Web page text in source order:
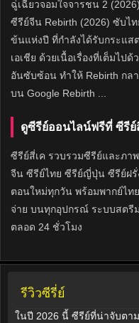
ฉู่เฉียวจอมใจจารชน 2
ซีรีย์จีน Rebirth (2026) ซับไ
ข้นแห่งปี ที่กำลังได้รับกระแ
เอเชีย ด้วยเนื้อเรื่องที่เต็มไ
อันซับซ้อน ทำให้ Rebirth กล
บน Google Rebirth ...
ดูซีรีย์ออนไลน์ฟรีที่ ซีรีย์
ซีรีย์สี่เค รวบรวมซีรีย์และภา
จีน ซีรีย์ไทย ซีรีย์ญี่ปุ่น ซีรีย์ฝ
ตอนใหม่ทุกวัน พร้อมพากย์ไ
จ่าย บนทุกอุปกรณ์ ระบบสตรี
ตลอด 24 ชั่วโมง
รีวิวซีรี่ย์
ในปี 2026 นี้ ซีรีย์ที่น่าจับตาม